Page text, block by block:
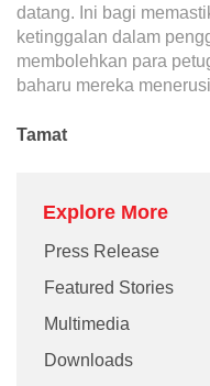
datang. Ini bagi
ketinggalan dalam
membolehkan para
baharu mereka
Tamat
Explore More
Press Release
Featured Stories
Multimedia
Downloads